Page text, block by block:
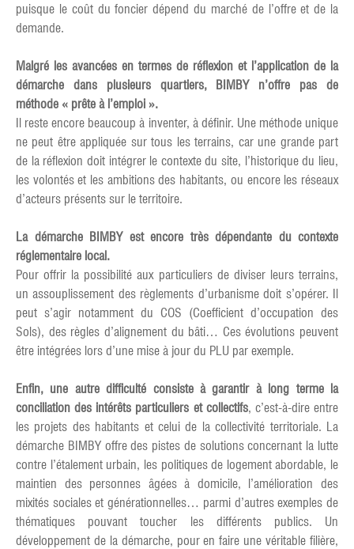
puisque le coût du foncier dépend du marché de l’offre et de la
demande.
Malgré les avancées en termes de réflexion et l’application de la
démarche dans plusieurs quartiers, BIMBY n’offre pas de
méthode « prête à l’emploi ».
Il reste encore beaucoup à inventer, à définir. Une méthode unique
ne peut être appliquée sur tous les terrains, car une grande part
de la réflexion doit intégrer le contexte du site, l’historique du lieu,
les volontés et les ambitions des habitants, ou encore les réseaux
d’acteurs présents sur le territoire.
La démarche BIMBY est encore très dépendante du contexte
réglementaire local.
Pour offrir la possibilité aux particuliers de diviser leurs terrains,
un assouplissement des règlements d’urbanisme doit s’opérer. Il
peut s’agir notamment du COS (Coefficient d’occupation des
Sols), des règles d’alignement du bâti… Ces évolutions peuvent
être intégrées lors d’une mise à jour du PLU par exemple.
Enfin, une autre difficulté consiste à garantir à long terme la
conciliation des intérêts particuliers et collectifs, c’est-à-dire entre
les projets des habitants et celui de la collectivité territoriale. La
démarche BIMBY offre des pistes de solutions concernant la lutte
contre l’étalement urbain, les politiques de logement abordable, le
maintien des personnes âgées à domicile, l’amélioration des
mixités sociales et générationnelles… parmi d’autres exemples de
thématiques pouvant toucher les différents publics. Un
développement de la démarche, pour en faire une véritable filière,